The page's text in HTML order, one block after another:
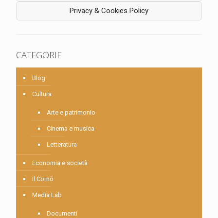
Privacy & Cookies Policy
CATEGORIE
Blog
Cultura
Arte e patrimonio
Cinema e musica
Letteratura
Economia e società
Il Comò
Media Lab
Documenti